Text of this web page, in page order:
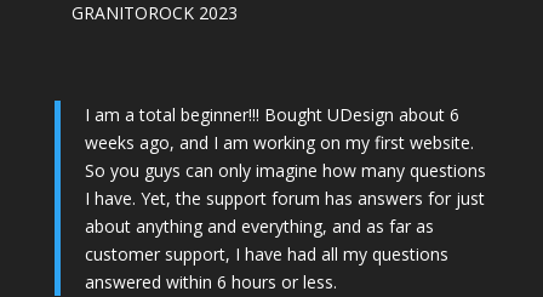
GRANITOROCK 2023
I am a total beginner!!! Bought UDesign about 6
weeks ago, and I am working on my first website.
So you guys can only imagine how many questions
I have. Yet, the support forum has answers for just
about anything and everything, and as far as
customer support, I have had all my questions
answered within 6 hours or less.